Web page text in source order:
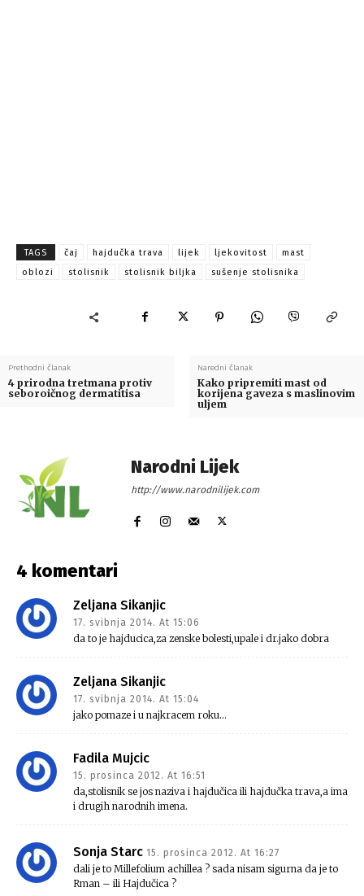
TAGS čaj hajdučka trava lijek ljekovitost
mast
oblozi
stolisnik stolisnik biljka sušenje stolisnika
Prethodni članak
4 prirodna tretmana protiv
seboroičnog dermatitisa
Naredni članak
Kako pripremiti mast od
korijena gaveza s maslinovim
uljem
Narodni Lijek
http://www.narodnilijek.com
4 komentari
Zeljana Sikanjic
17. svibnja 2014. At 15:06
da to je hajducica,za zenske bolesti,upale i dr.jako dobra
Zeljana Sikanjic
17. svibnja 2014. At 15:04
jako pomaze i u najkracem roku…
Fadila Mujcic
15. prosinca 2012. At 16:51
da,stolisnik se jos naziva i hajdučica ili hajdučka trava,a ima
i drugih narodnih imena.
Sonja Starc 15. prosinca 2012. At 16:27
dali je to Millefolium achillea ? sada nisam sigurna da je to
Rman – ili Hajdučica ?